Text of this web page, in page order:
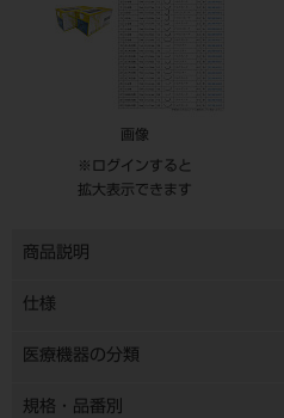
画像
※ログインすると
拡大表示できます
商品説明
仕様
医療機器の分類
規格・品番別